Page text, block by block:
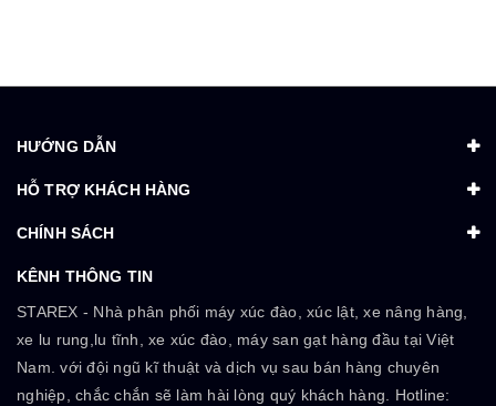
HƯỚNG DẪN
HỖ TRỢ KHÁCH HÀNG
CHÍNH SÁCH
KÊNH THÔNG TIN
STAREX - Nhà phân phối máy xúc đào, xúc lật, xe nâng hàng,
xe lu rung,lu tĩnh, xe xúc đào, máy san gạt hàng đầu tại Việt
Nam. với đội ngũ kĩ thuật và dịch vụ sau bán hàng chuyên
nghiệp, chắc chắn sẽ làm hài lòng quý khách hàng. Hotline: